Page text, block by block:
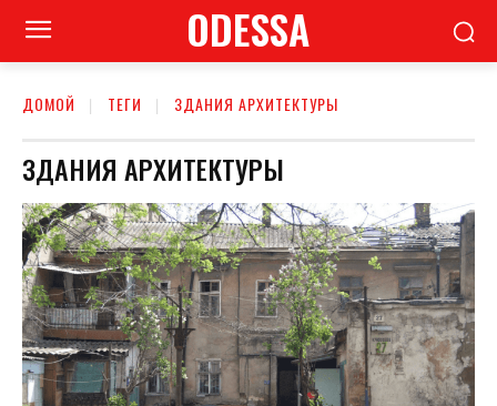
ODESSA
ДОМОЙ ТЕГИ ЗДАНИЯ АРХИТЕКТУРЫ
ЗДАНИЯ АРХИТЕКТУРЫ